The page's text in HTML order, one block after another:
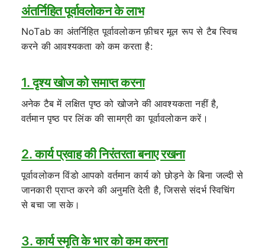
अंतर्निहित पूर्वावलोकन के लाभ
NoTab का अंतर्निहित पूर्वावलोकन फ़ीचर मूल रूप से टैब स्विच
करने की आवश्यकता को कम करता है:
1. दृश्य खोज को समाप्त करना
अनेक टैब में लक्षित पृष्ठ को खोजने की आवश्यकता नहीं है,
वर्तमान पृष्ठ पर लिंक की सामग्री का पूर्वावलोकन करें।
2. कार्य प्रवाह की निरंतरता बनाए रखना
पूर्वावलोकन विंडो आपको वर्तमान कार्य को छोड़ने के बिना जल्दी से
जानकारी प्राप्त करने की अनुमति देती है, जिससे संदर्भ स्विचिंग
से बचा जा सके।
3. कार्य स्मृति के भार को कम करना